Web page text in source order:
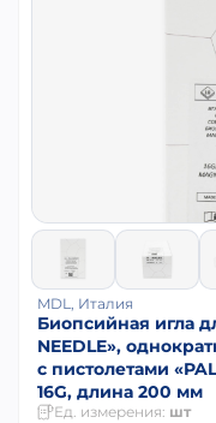
MDL, Италия
Биопсийная игла
NEEDLE»,
с пистолетами
16G, длина 200 мм
Ед. измерения: шт